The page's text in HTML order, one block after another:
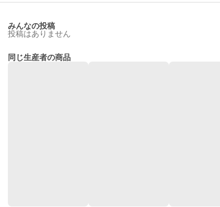
みんなの投稿
投稿はありません
同じ生産者の商品